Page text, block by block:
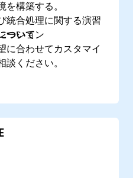
構築する。
統合処理に関する演習
ーション
ついて
に合わせてカスタマイ
ください。